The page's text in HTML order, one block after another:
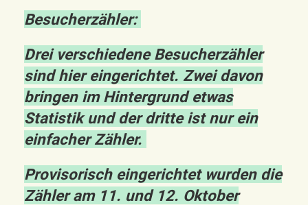
Besucherzähler:
Drei verschiedene Besucherzähler
sind hier eingerichtet. Zwei davon
bringen im Hintergrund etwas
Statistik und der dritte ist nur ein
einfacher Zähler.
Provisorisch eingerichtet wurden die
Zähler am 11. und 12. Oktober